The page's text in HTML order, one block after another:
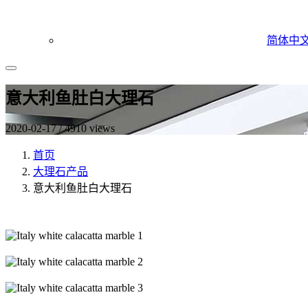
简体中
意大利鱼肚白大理石
2020-02-17 / 4910 views
首页
大理石产品
意大利鱼肚白大理石